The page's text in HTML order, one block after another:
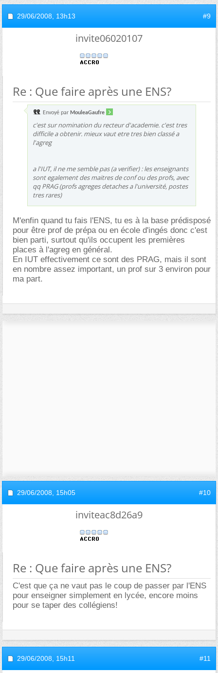
29/06/2008, 13h13 #9
invite06020107
Re : Que faire après une ENS?
Envoyé par MouleaGaufre
c'est sur nomination du recteur d'academie. c'est tres
difficile a obtenir. mieux vaut etre tres bien classé a
l'agreg
a l'IUT, il ne me semble pas (a verifier) : les enseignants
sont egalement des maitres de conf ou des profs, avec
qq PRAG (profs agreges detaches a l'université, postes
tres rares)
M'enfin quand tu fais l'ENS, tu es à la base prédisposé
pour être prof de prépa ou en école d'ingés donc c'est
bien parti, surtout qu'ils occupent les premières
places à l'agreg en général.
En IUT effectivement ce sont des PRAG, mais il sont
en nombre assez important, un prof sur 3 environ pour
ma part.
29/06/2008, 15h05 #10
inviteac8d26a9
Re : Que faire après une ENS?
C'est que ça ne vaut pas le coup de passer par l'ENS
pour enseigner simplement en lycée, encore moins
pour se taper des collégiens!
29/06/2008, 15h11 #11